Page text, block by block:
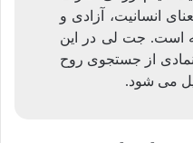
انسانیت، آزادی و
است. جت لی در این
نمادی از جستجوی روح
می شود.